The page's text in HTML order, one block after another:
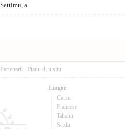
Settimu, a
Partenarii - Pianu di u situ
Lingue
Corsu
Francese
Talianu
Sardu